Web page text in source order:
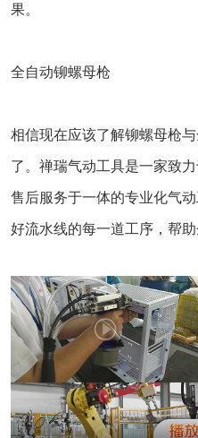
果。
全自动铆螺母枪
相信现在应该了解铆螺母枪
了。禅瑞气动工具是一家致
售后服务于一体的专业化气
好流水线的每一道工序，帮助